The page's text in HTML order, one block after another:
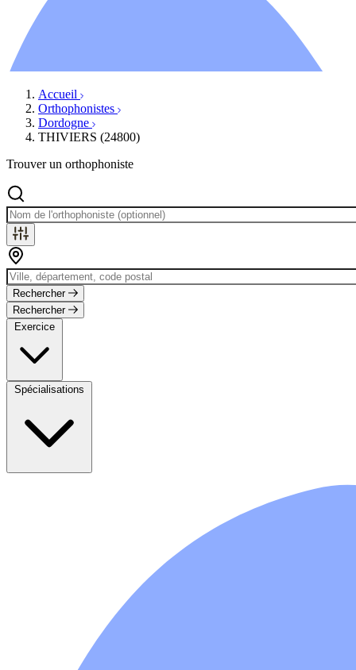
Évènements
Accueil
Orthophonistes
Dordogne
THIVIERS (24800)
Trouver un orthophoniste
Rechercher
Rechercher
Exercice
Spécialisations